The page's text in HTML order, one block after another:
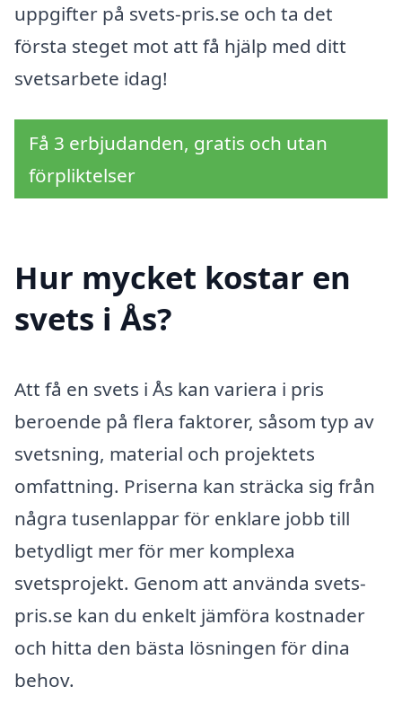
uppgifter på svets-pris.se och ta det
första steget mot att få hjälp med ditt
svetsarbete idag!
Få 3 erbjudanden, gratis och utan
förpliktelser
Hur mycket kostar en
svets i Ås?
Att få en svets i Ås kan variera i pris
beroende på flera faktorer, såsom typ av
svetsning, material och projektets
omfattning. Priserna kan sträcka sig från
några tusenlappar för enklare jobb till
betydligt mer för mer komplexa
svetsprojekt. Genom att använda svets-
pris.se kan du enkelt jämföra kostnader
och hitta den bästa lösningen för dina
behov.